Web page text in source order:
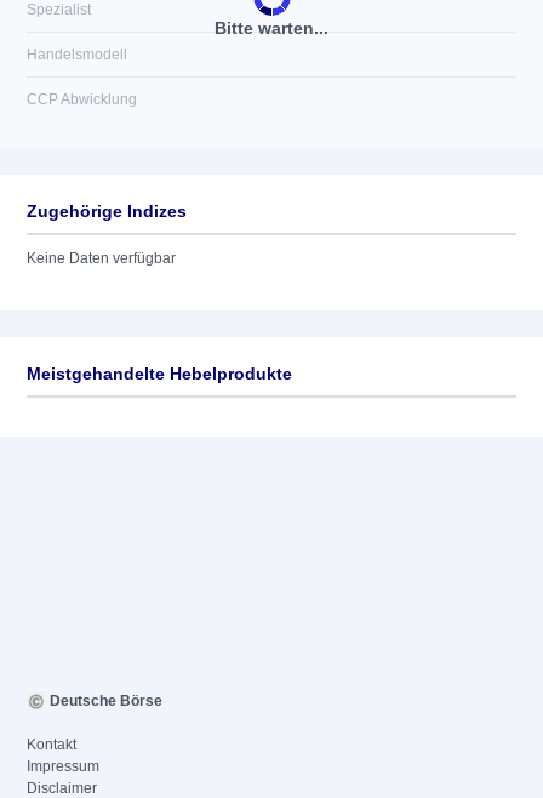
Bitte warten...
Spezialist
Handelsmodell
CCP Abwicklung
Zugehörige Indizes
Keine Daten verfügbar
Meistgehandelte Hebelprodukte
Deutsche Börse
Kontakt
Impressum
Disclaimer